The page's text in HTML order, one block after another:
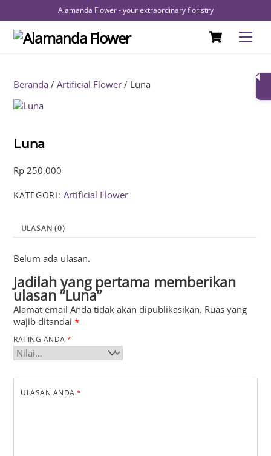
Alamanda Flower - your extraordinary floristry
Cart
Beranda /Artificial Flower / Luna
Luna
Rp 250,000
KATEGORI:Artificial Flower
ULASAN (0)
Belum ada ulasan.
Jadilah yang pertama memberikan
ulasan “Luna”
Alamat email Anda tidak akan dipublikasikan. Ruas yang
wajib ditandai*
RATING ANDA*
ULASAN ANDA*